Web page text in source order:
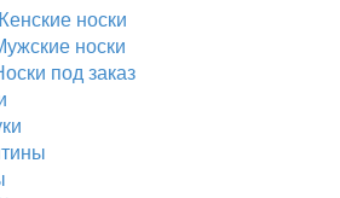
носки
носки
под заказ